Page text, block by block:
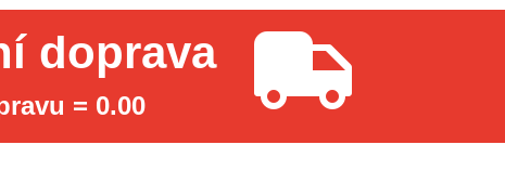
doprava
= 0.00